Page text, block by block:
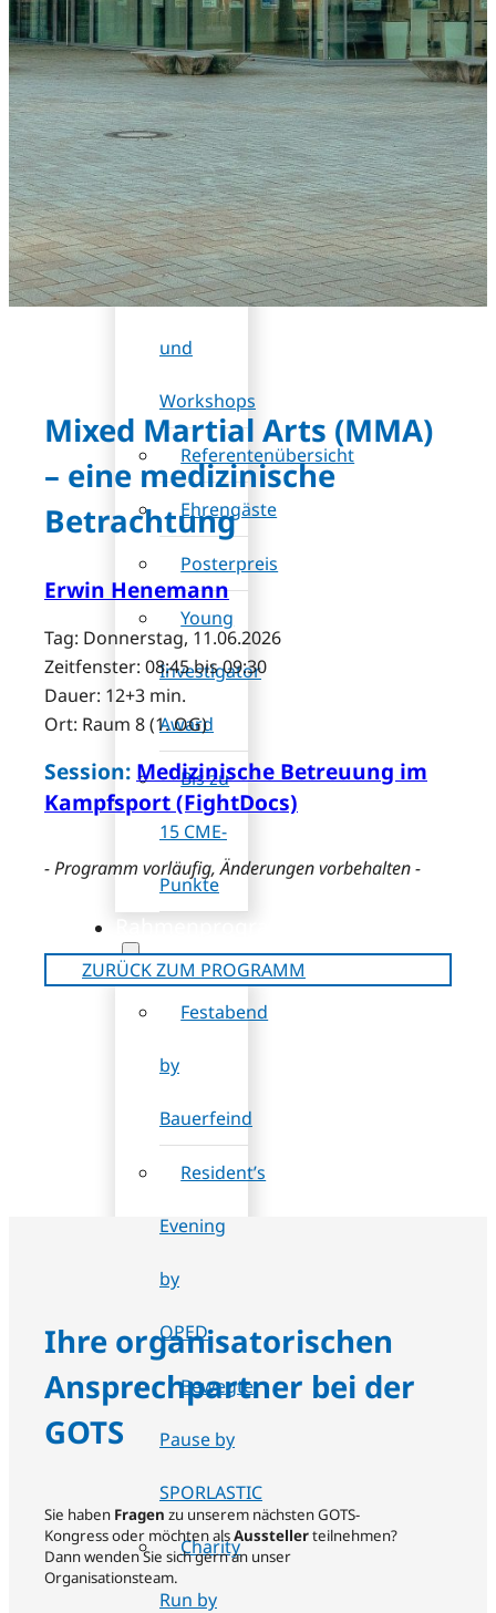
mit der
DB
(Rabatt)
Wissenschaftliches
Programm
Sessions
und
Workshops
Referentenübersicht
Ehrengäste
Posterpreis
Young
Investigator
Award
Bis zu
15 CME-
Punkte
Rahmenprogramm
Festabend
by
Bauerfeind
Resident’s
Evening
by
OPED
Bewegte
Pause by
SPORLASTIC
Charity
Run by
Mixed Martial Arts (MMA)
– eine medizinische
Betrachtung
Erwin Henemann
Tag: Donnerstag, 11.06.2026
Zeitfenster: 08:45 bis 09:30
Dauer: 12+3 min.
Ort: Raum 8 (1. OG)
Session: Medizinische Betreuung im
Kampfsport (FightDocs)
- Programm vorläufig, Änderungen vorbehalten -
ZURÜCK ZUM PROGRAMM
Ihre organisatorischen
Ansprechpartner bei der
GOTS
Sie haben Fragen zu unserem nächsten GOTS-
Kongress oder möchten alsAusstellerteilnehmen?
Dann wenden Sie sich gern an unser
Organisationsteam.